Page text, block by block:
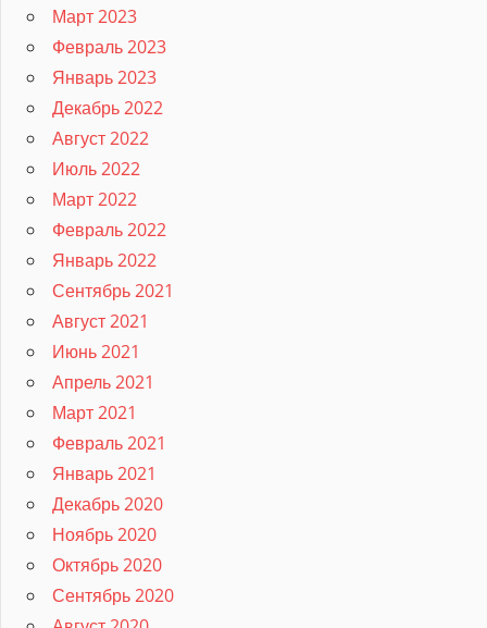
Март 2023
Февраль 2023
Январь 2023
Декабрь 2022
Август 2022
Июль 2022
Март 2022
Февраль 2022
Январь 2022
Сентябрь 2021
Август 2021
Июнь 2021
Апрель 2021
Март 2021
Февраль 2021
Январь 2021
Декабрь 2020
Ноябрь 2020
Октябрь 2020
Сентябрь 2020